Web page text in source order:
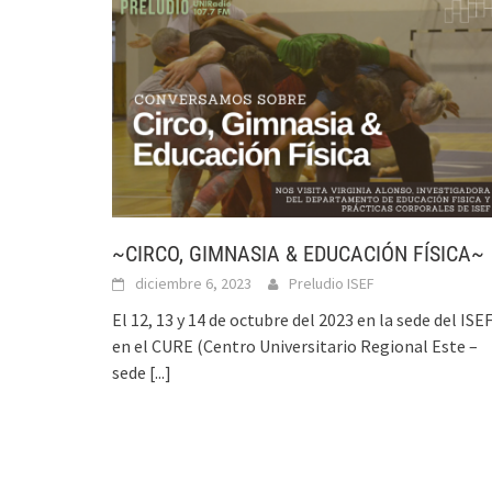
~CIRCO, GIMNASIA & EDUCACIÓN FÍSICA~
diciembre 6, 2023 Preludio ISEF
El 12, 13 y 14 de octubre del 2023 en la sede del ISEF
en el CURE (Centro Universitario Regional Este –
sede [...]